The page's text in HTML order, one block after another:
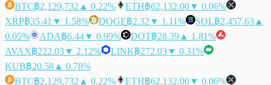
BTC฿2,129,732 ▲ 0.22% ETH฿62,132.00▼ 0.06%
XRP฿35.41 ▼ 1.58% DOGE฿2.32 ▼ 1.11% SOL฿2,457.63 ▲
0.05%
ADA฿6.44▼ 0.99% DOT฿28.39 ▲ 1.81%
AVAX฿222.03▼ 2.12% LINK฿272.03▼ 0.31%
KUB฿20.58 ▲ 0.78%
BTC฿2,129,732 ▲ 0.22% ETH฿62,132.00▼ 0.06%